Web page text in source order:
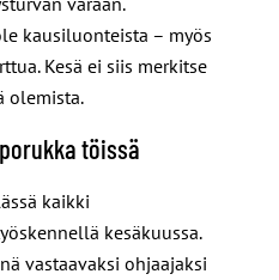
kausiluonteista – myös
Kesä ei siis merkitse
olemista.
töissä
kaikki
kesäkuussa.
vastaavaksi ohjaajaksi